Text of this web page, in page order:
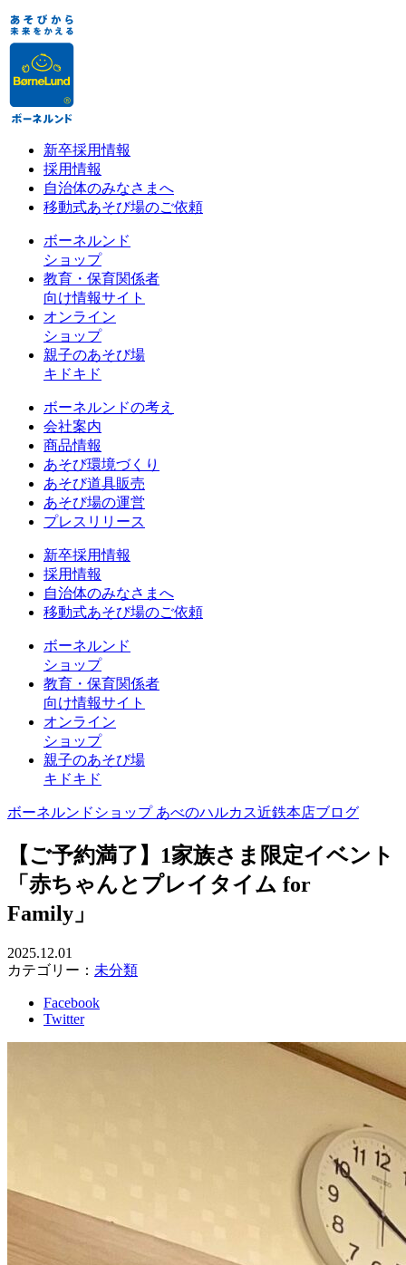
新卒採用情報
採用情報
自治体のみなさまへ
移動式あそび場のご依頼
ボーネルンド
ショップ
教育・保育関係者
向け情報サイト
オンライン
ショップ
親子のあそび場
キドキド
ボーネルンドの考え
会社案内
商品情報
あそび環境づくり
あそび道具販売
あそび場の運営
プレスリリース
新卒採用情報
採用情報
自治体のみなさまへ
移動式あそび場のご依頼
ボーネルンド
ショップ
教育・保育関係者
向け情報サイト
オンライン
ショップ
親子のあそび場
キドキド
ボーネルンドショップ あべのハルカス近鉄本店ブログ
【ご予約満了】1家族さま限定イベント
「赤ちゃんとプレイタイム for
Family」
2025.12.01
カテゴリー： 未分類
Facebook
Twitter